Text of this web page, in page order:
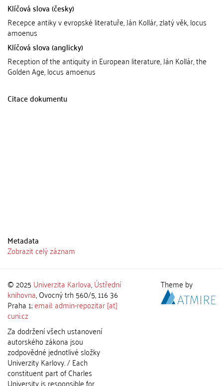
Klíčová slova (česky)
Recepce antiky v evropské literatuře, Ján Kollár, zlatý věk, locus
amoenus
Klíčová slova (anglicky)
Reception of the antiquity in European literature, Ján Kollár, the
Golden Age, locus amoenus
Citace dokumentu
Metadata
Zobrazit celý záznam
© 2025 Univerzita Karlova,Ústřední
knihovna, Ovocný trh 560/5, 116 36
Praha 1;email: admin-repozitar [at]
cuni.cz
Za dodržení všech ustanovení
autorského zákona jsou
zodpovědné jednotlivé složky
Univerzity Karlovy. / Each
constituent part of Charles
University is responsible for
Theme by